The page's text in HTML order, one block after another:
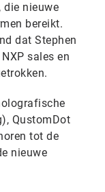
die nieuwe
bereikt.
dat Stephen
sales en
QustomDot
tot de
nieuwe